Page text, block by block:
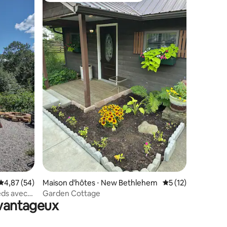
: 4,99 sur 5
moyenne sur la base de 54 commentaires : 4,87 sur 5
4,87 (54)
avec
Maison d'hôtes ⋅ New Bethlehem Évaluation
5 (12)
Garden Cottage